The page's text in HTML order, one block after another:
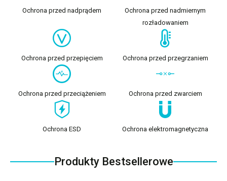
Ochrona przed nadprądem
Ochrona przed nadmiernym
rozładowaniem
Ochrona przed przepięciem Ochrona przed przegrzaniem
Ochrona przed przeciążeniem Ochrona przed zwarciem
Ochrona ESD Ochrona elektromagnetyczna
Produkty Bestsellerowe